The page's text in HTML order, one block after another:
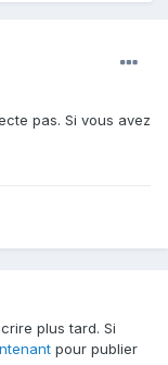
pas. Si vous avez
plus tard. Si
pour publier